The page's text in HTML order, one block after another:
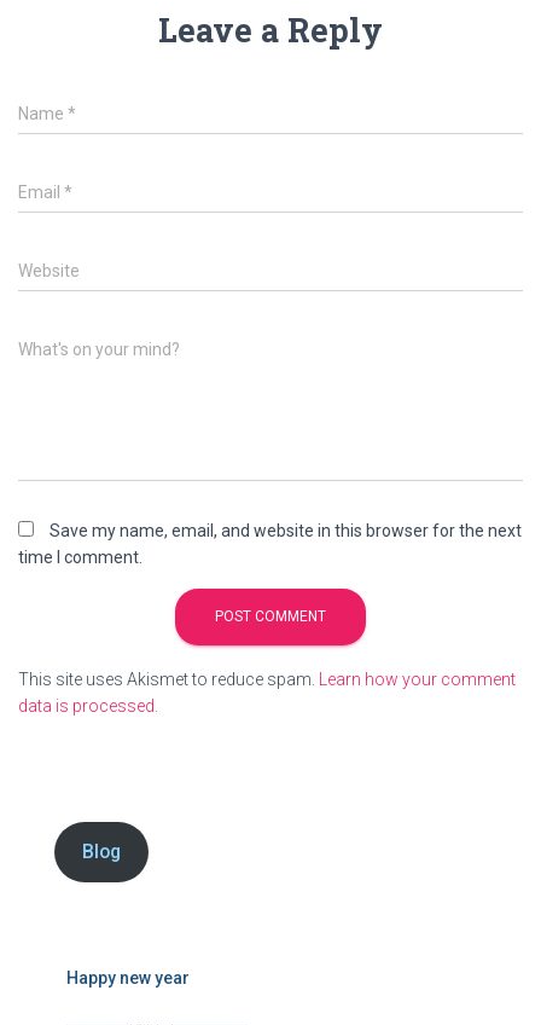
Leave a Reply
Name *
Email *
Website
What's on your mind?
Save my name, email, and website in this browser for the next
time I comment.
This site uses Akismet to reduce spam.
Learn how your comment
data is processed.
Blog
Happy new year